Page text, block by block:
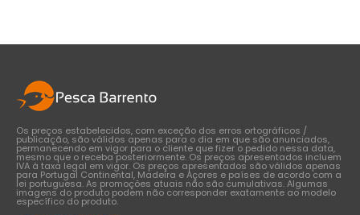
Os preços estabelecidos, com exceção dos erros ortográficos /
publicação, são válidos apenas para o dia em que são anunciados,
permanecendo em vigor para o cliente que fizer o pedido nessa data,
mesmo que o receba posteriormente. Os preços apresentados incluem
IVA à taxa legal em vigor. Os preços apresentados são válidos apenas
para Portugal Continental, Madeira e Açores e países de acordo com a
lei portuguesa. As promoções atuais não são cumulativas. Algumas
imagens do produto podem não corresponder exatamente ao modelo
específico do produto.